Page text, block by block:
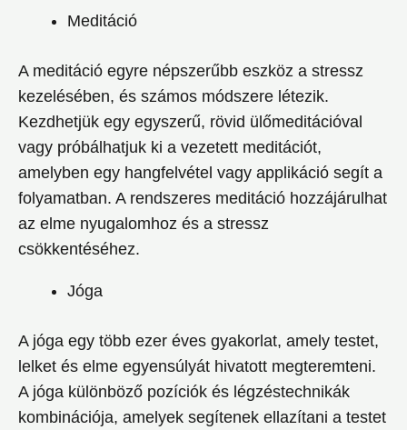
Meditáció
A meditáció egyre népszerűbb eszköz a stressz
kezelésében, és számos módszere létezik.
Kezdhetjük egy egyszerű, rövid ülőmeditációval
vagy próbálhatjuk ki a vezetett meditációt,
amelyben egy hangfelvétel vagy applikáció segít a
folyamatban. A rendszeres meditáció hozzájárulhat
az elme nyugalomhoz és a stressz
csökkentéséhez.
Jóga
A jóga egy több ezer éves gyakorlat, amely testet,
lelket és elme egyensúlyát hivatott megteremteni.
A jóga különböző pozíciók és légzéstechnikák
kombinációja, amelyek segítenek ellazítani a testet